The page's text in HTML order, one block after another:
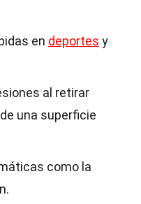
en deportes y
al retirar
una superficie
como la